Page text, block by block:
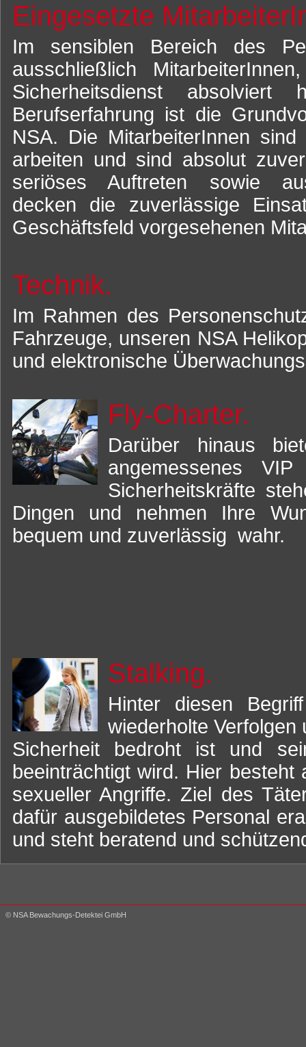
Eingesetzte
Im sensiblen Bereich des
ausschließlich
Sicherheitsdienst absolviert
Berufserfahrung ist die
NSA. Die MitarbeiterInnen
arbeiten und sind absolut
seriöses Auftreten sowie
decken die zuverlässige
Geschäftsfeld vorgesehenen
Technik.
Im Rahmen des
Fahrzeuge, unseren NSA
und elektronische
Fly-Charter.
Darüber hinaus
angemessenes
Sicherheitskräfte
Dingen und nehmen Ihre
bequem und zuverlässig wahr.
Stalking.
Hinter diesen
wiederholte
Sicherheit bedroht ist und
beeinträchtigt wird. Hier
sexueller Angriffe. Ziel des
dafür ausgebildetes Personal
und steht beratend und
© NSA Bewachungs-Detektei GmbH